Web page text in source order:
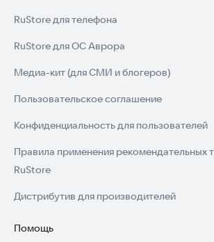
RuStore для телефона
RuStore для ОС Аврора
Медиа-кит (для СМИ и блогеров)
Пользовательское соглашение
Конфиденциальность для пользователей
Правила применения рекомендательных
RuStore
Дистрибутив для производителей
Помощь